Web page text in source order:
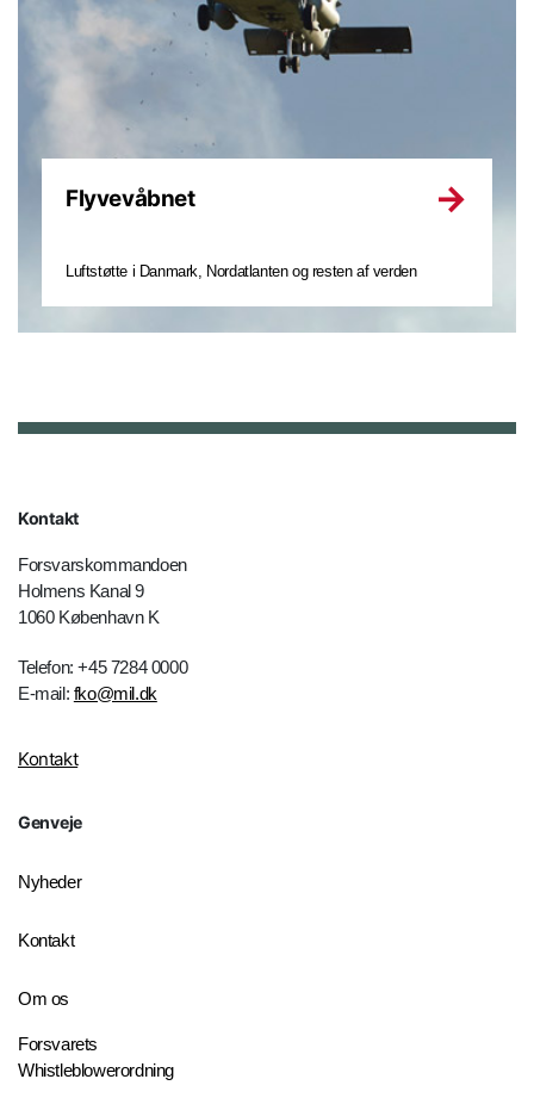
Flyvevåbnet
Luftstøtte i Danmark, Nordatlanten og resten af verden
Kontakt
Forsvarskommandoen
Holmens Kanal 9
1060 København K
Telefon: +45 7284 0000
E-mail: fko@mil.dk
Kontakt
Genveje
Nyheder
Kontakt
Om os
Forsvarets
Whistleblowerordning